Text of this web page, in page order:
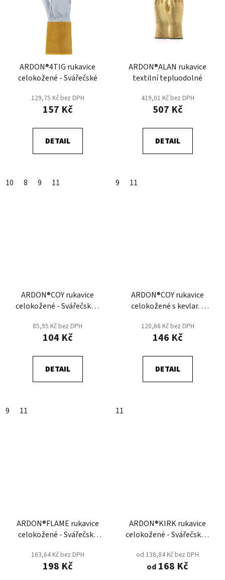
ARDON®4TIG rukavice
celokožené - Svářečské
129,75 Kč bez DPH
157 Kč
DETAIL
10 8 9 11
ARDON®ALAN rukavice
textilní tepluodolné
419,01 Kč bez DPH
507 Kč
DETAIL
9 11
ARDON®COY rukavice
celokožené - Svářečské -
85,95 Kč bez DPH
104 Kč
DETAIL
9 11
ARDON®COY rukavice
celokožené s kevlar. -
120,66 Kč bez DPH
146 Kč
DETAIL
11
ARDON®FLAME rukavice
celokožené - Svářečské
163,64 Kč bez DPH
198 Kč
ARDON®KIRK rukavice
celokožené - Svářečské -
od 138,84 Kč bez DPH
od 168 Kč